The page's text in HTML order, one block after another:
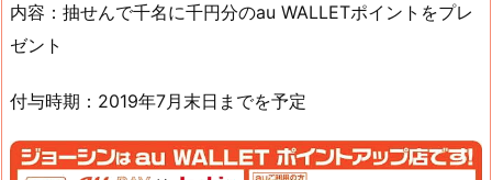
内容：抽せんで千名に千円分のau WALLETポイントをプレ
ゼント
付与時期：2019年7月末日までを予定